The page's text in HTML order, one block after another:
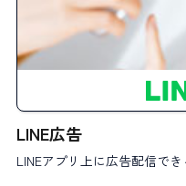
LINE広告
LINEアプリ上に広告配信でき